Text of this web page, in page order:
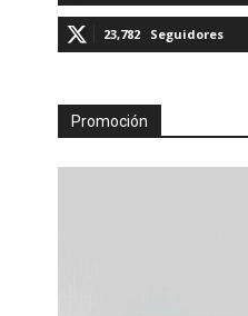
23,782 Seguidores
Promoción